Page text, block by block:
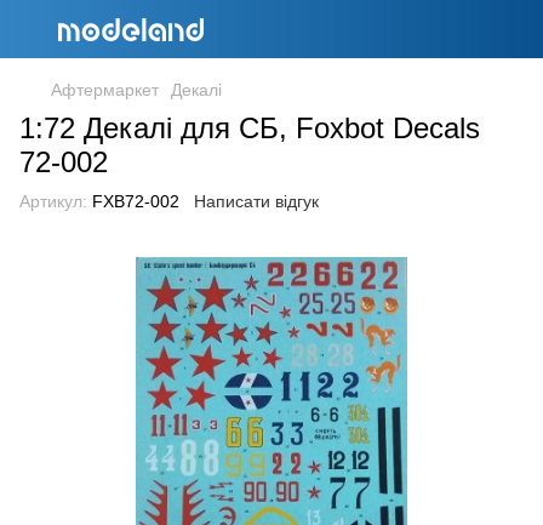
Афтермаркет Декалі
1:72 Декалі для СБ, Foxbot Decals
72-002
Артикул: FXB72-002 Написати відгук